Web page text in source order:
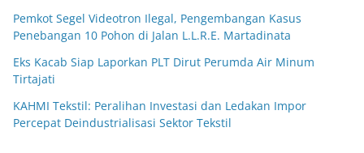
Pemkot Segel Videotron Ilegal, Pengembangan Kasus
Penebangan 10 Pohon di Jalan L.L.R.E. Martadinata
Eks Kacab Siap Laporkan PLT Dirut Perumda Air Minum
Tirtajati
KAHMI Tekstil: Peralihan Investasi dan Ledakan Impor
Percepat Deindustrialisasi Sektor Tekstil